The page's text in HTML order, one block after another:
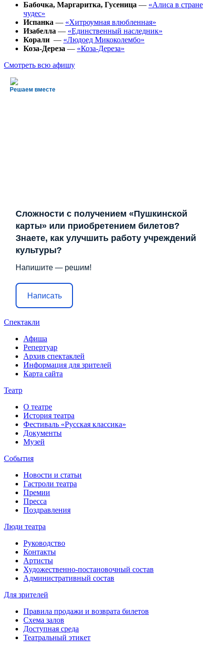
Бабочка, Маргаритка, Гусеница — «Алиса в стране
чудес»
Испанка — «Хитроумная влюбленная»
Изабелла — «Единственный наследник»
Корали — «Людоед Микоколембо»
Коза-Дереза — «Коза-Дереза»
Смотреть всю афишу
Решаем вместе
Сложности с получением «Пушкинской
карты» или приобретением билетов?
Знаете, как улучшить работу учреждений
культуры?
Напишите — решим!
Написать
Спектакли
Афиша
Репертуар
Архив спектаклей
Информация для зрителей
Карта сайта
Театр
О театре
История театра
Фестиваль «Русская классика»
Документы
Музей
События
Новости и статьи
Гастроли театра
Премии
Пресса
Поздравления
Люди театра
Руководство
Контакты
Артисты
Художественно-постановочный состав
Административный состав
Для зрителей
Правила продажи и возврата билетов
Схема залов
Доступная среда
Театральный этикет